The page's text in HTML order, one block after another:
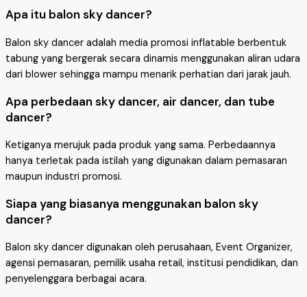
Apa itu balon sky dancer?
Balon sky dancer adalah media promosi inflatable berbentuk
tabung yang bergerak secara dinamis menggunakan aliran udara
dari blower sehingga mampu menarik perhatian dari jarak jauh.
Apa perbedaan sky dancer, air dancer, dan tube
dancer?
Ketiganya merujuk pada produk yang sama. Perbedaannya
hanya terletak pada istilah yang digunakan dalam pemasaran
maupun industri promosi.
Siapa yang biasanya menggunakan balon sky
dancer?
Balon sky dancer digunakan oleh perusahaan, Event Organizer,
agensi pemasaran, pemilik usaha retail, institusi pendidikan, dan
penyelenggara berbagai acara.